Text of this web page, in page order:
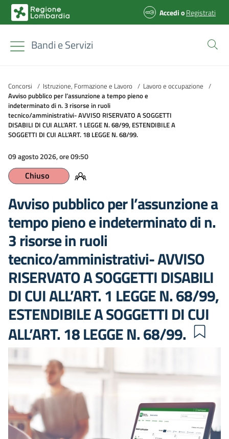
AccedioRegistrati
Bandi e Servizi
Concorsi / Istruzione, Formazione e Lavoro / Lavoro e occupazione /
Avviso pubblico per l’assunzione a tempo pieno e
indeterminato di n. 3 risorse in ruoli
tecnico/amministrativi- AVVISO RISERVATO A SOGGETTI
DISABILI DI CUI ALL’ART. 1 LEGGE N. 68/99, ESTENDIBILE A
SOGGETTI DI CUI ALL’ART. 18 LEGGE N. 68/99.
09 agosto 2026, ore 09:50
Chiuso
Avviso pubblico per l’assunzione a
tempo pieno e indeterminato di n.
3 risorse in ruoli
tecnico/amministrativi- AVVISO
RISERVATO A SOGGETTI DISABILI
DI CUI ALL’ART. 1 LEGGE N. 68/99,
ESTENDIBILE A SOGGETTI DI CUI
ALL’ART. 18 LEGGE N. 68/99.